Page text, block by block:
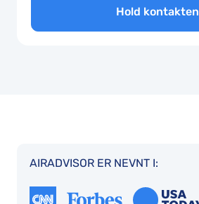
Hold kontakten
AIRADVISOR ER NEVNT I: